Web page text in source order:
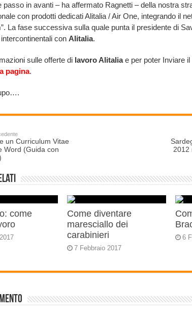
passo in avanti – ha affermato Ragnetti – della nostra
con prodotti dedicati Alitalia / Air One, integrando il
La fase successiva sulla quale punta il presidente di
con Alitalia.
sulle offerte di lavoro Alitaliae per poter Inviare il
pagina.
un Curriculum Vitae
Word (Guida con
2012
come
Come diventare
maresciallo dei
carabinieri
7 Febbraio 2017
6